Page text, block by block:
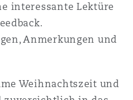
interessante Lektüre
Anmerkungen und
Weihnachtszeit und